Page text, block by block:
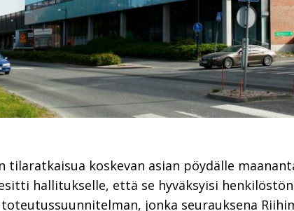
koskevan asian pöydälle
hallitukselle, että se hyväksyisi
jonka seurauksena